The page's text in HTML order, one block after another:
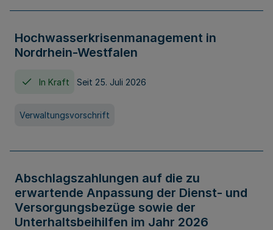
Hochwasserkrisenmanagement in
Nordrhein-Westfalen
In Kraft Seit 25. Juli 2026
Verwaltungsvorschrift
Abschlagszahlungen auf die zu
erwartende Anpassung der Dienst- und
Versorgungsbezüge sowie der
Unterhaltsbeihilfen im Jahr 2026